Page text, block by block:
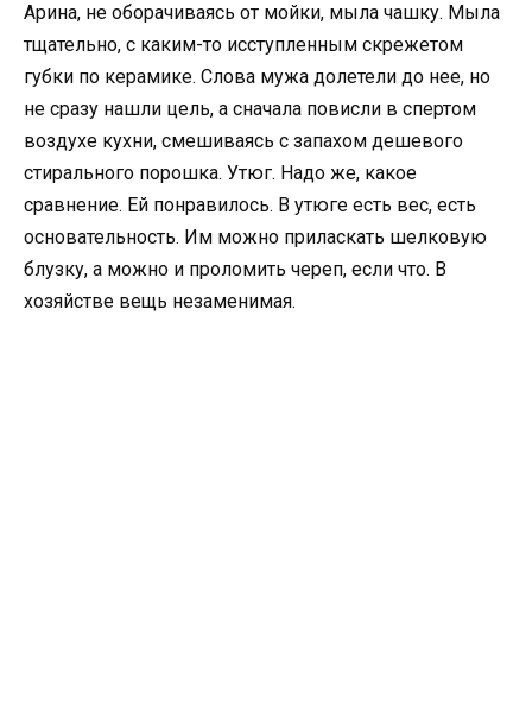
Арина, не оборачиваясь от мойки, мыла чашку. Мыла
тщательно, с каким-то исступленным скрежетом
губки по керамике. Слова мужа долетели до нее, но
не сразу нашли цель, а сначала повисли в спертом
воздухе кухни, смешиваясь с запахом дешевого
стирального порошка. Утюг. Надо же, какое
сравнение. Ей понравилось. В утюге есть вес, есть
основательность. Им можно приласкать шелковую
блузку, а можно и проломить череп, если что. В
хозяйстве вещь незаменимая.